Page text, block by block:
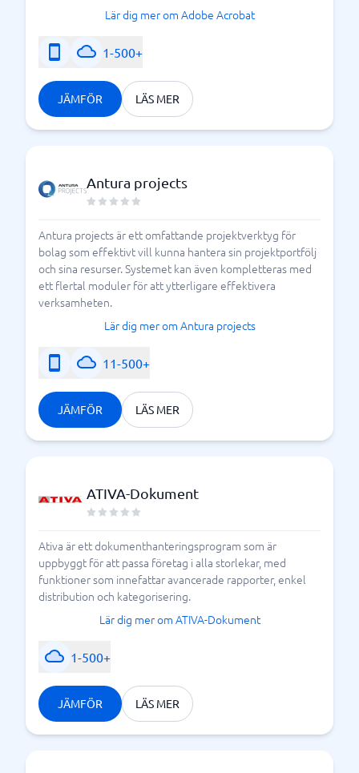
Lär dig mer om Adobe Acrobat
1-500+
JÄMFÖR LÄS MER
Antura projects
Antura projects är ett omfattande projektverktyg för
bolag som effektivt vill kunna hantera sin projektportfölj
och sina resurser. Systemet kan även kompletteras med
ett flertal moduler för att ytterligare effektivera
verksamheten.
Lär dig mer om Antura projects
11-500+
JÄMFÖR LÄS MER
ATIVA-Dokument
Ativa är ett dokumenthanteringsprogram som är
uppbyggt för att passa företag i alla storlekar, med
funktioner som innefattar avancerade rapporter, enkel
distribution och kategorisering.
Lär dig mer om ATIVA-Dokument
1-500+
JÄMFÖR LÄS MER